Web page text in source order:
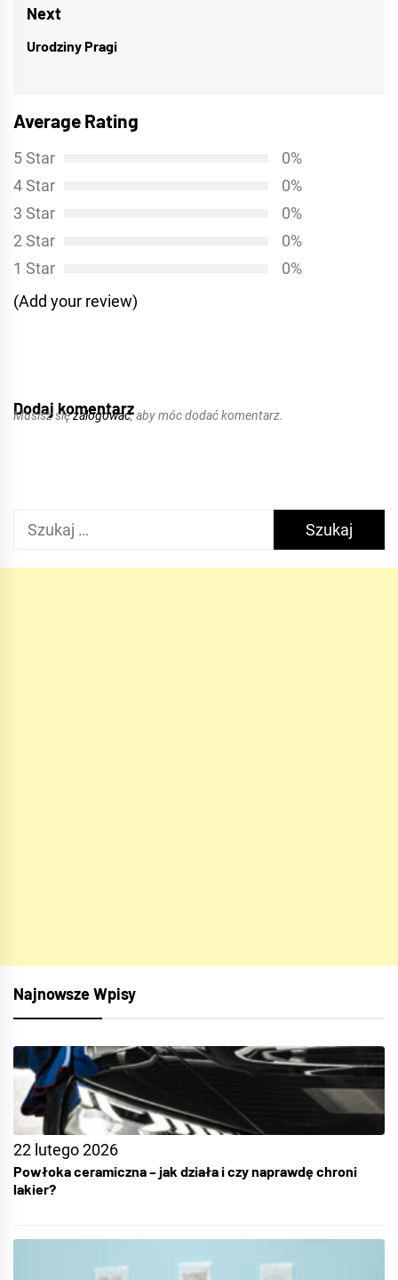
post:
Next
Next
Urodziny Pragi
Average Rating
5 Star
0%
4 Star
0%
3 Star
0%
2 Star
0%
1 Star
0%
(Add your review)
Dodaj komentarz
Musisz sięzalogować, aby móc dodać komentarz.
Szukaj:
Najnowsze Wpisy
22 lutego 2026
Powłoka ceramiczna – jak działa i czy naprawdę chroni
lakier?